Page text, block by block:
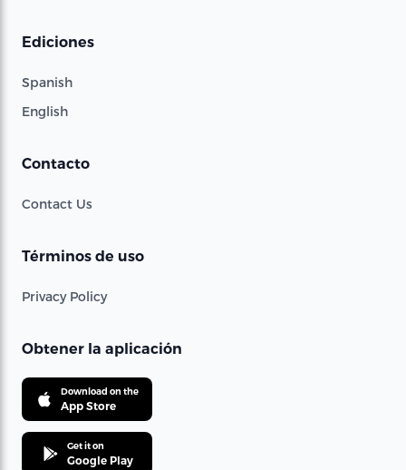
Ediciones
Spanish
English
Contacto
Contact Us
Términos de uso
Privacy Policy
Obtener la aplicación
Download on the
App Store
Get it on
Google Play